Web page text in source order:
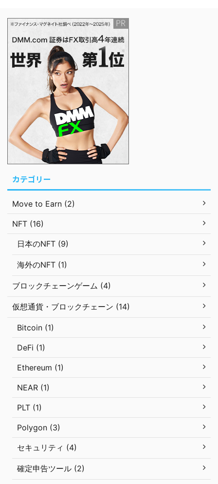
カテゴリー
Move to Earn (2)
NFT (16)
日本のNFT (9)
海外のNFT (1)
ブロックチェーンゲーム (4)
仮想通貨・ブロックチェーン (14)
Bitcoin (1)
DeFi (1)
Ethereum (1)
NEAR (1)
PLT (1)
Polygon (3)
セキュリティ (4)
確定申告ツール (2)